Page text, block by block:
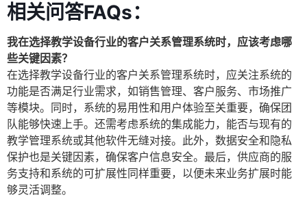
相关问答FAQs：
我在选择教学设备行业的客户关系管理系统时，应该考虑哪
些关键因素？
在选择教学设备行业的客户关系管理系统时，应关注系统的
功能是否满足行业需求，如销售管理、客户服务、市场推广
等模块。同时，系统的易用性和用户体验至关重要，确保团
队能够快速上手。还需考虑系统的集成能力，能否与现有的
教学管理系统或其他软件无缝对接。此外，数据安全和隐私
保护也是关键因素，确保客户信息安全。最后，供应商的服
务支持和系统的可扩展性同样重要，以便未来业务扩展时能
够灵活调整。